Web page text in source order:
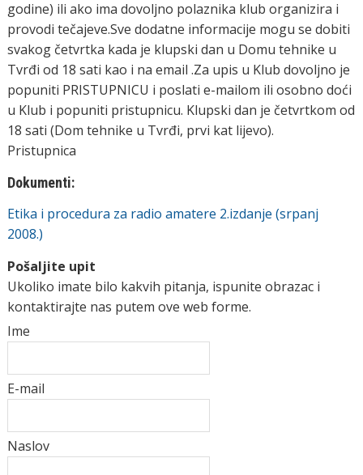
godine) ili ako ima dovoljno polaznika klub organizira i
provodi tečajeve.Sve dodatne informacije mogu se dobiti
svakog četvrtka kada je klupski dan u Domu tehnike u
Tvrđi od 18 sati kao i na email .Za upis u Klub dovoljno je
popuniti PRISTUPNICU i poslati e-mailom ili osobno doći
u Klub i popuniti pristupnicu. Klupski dan je četvrtkom od
18 sati (Dom tehnike u Tvrđi, prvi kat lijevo).
Pristupnica
Dokumenti:
Etika i procedura za radio amatere 2.izdanje (srpanj
2008.)
Pošaljite upit
Ukoliko imate bilo kakvih pitanja, ispunite obrazac i
kontaktirajte nas putem ove web forme.
Ime
E-mail
Naslov